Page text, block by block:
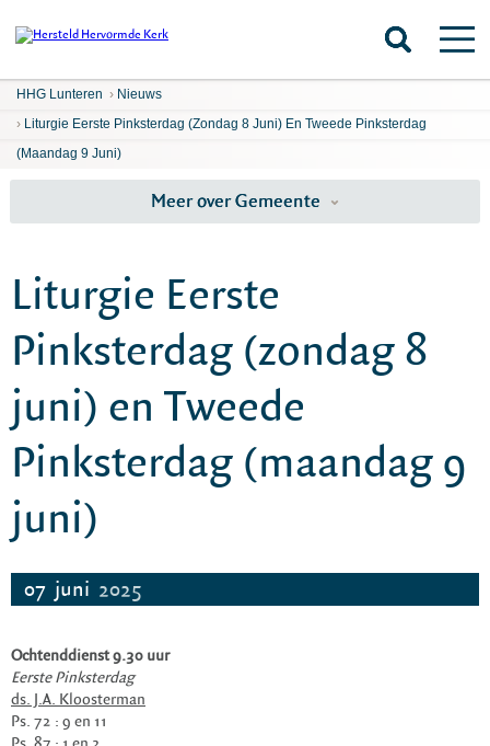
HHG Lunteren › Nieuws
› Liturgie Eerste Pinksterdag (zondag 8 Juni) En Tweede Pinksterdag
(maandag 9 Juni)
Meer over Gemeente
Liturgie Eerste
Pinksterdag (zondag 8
juni) en Tweede
Pinksterdag (maandag 9
juni)
07 juni 2025
Ochtenddienst 9.30 uur
Eerste Pinksterdag
ds. J.A. Kloosterman
Ps. 72 : 9 en 11